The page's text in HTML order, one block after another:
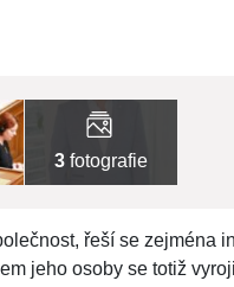
3 fotografie
řeší se zejména
jeho osoby se totiž